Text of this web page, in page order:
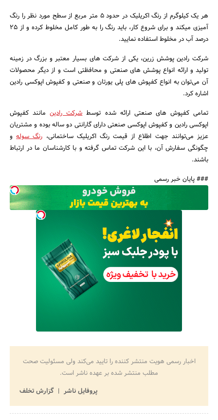
هر یک کیلوگرم از رنگ اکریلیک در حدود ۵ متر مربع از سطح مورد نظر را رنگ‌
آمیزی میکند و برای شروع کار، باید رنگ را به‌ طور کامل مخلوط کرده و از ۲۵
درصد آب در مخلوط استفاده نمایید.
شرکت رادین پوشش زرین، یکی از شرکت‌ های بسیار معتبر و بزرگ در زمینه
تولید و ارائه انواع پوشش های صنعتی و محافظتی است و از دیگر محصولات
آن می‌توان به انواع کفپوش‌ های پلی یورتان و صنعتی و کفپوش اپوکسی رادین
اشاره کرد.
تمامی کفپوش های صنعتی ارائه‌ شده توسطشرکت رادینمانند کفپوش
اپوکسی رادین و کفپوش اپوکسی صنعتی دارای گارانتی دو ساله بوده و مشتریان
عزیز می‌توانند جهت اطلاع از قیمت رنگ اکریلیک ساختمانی، رنگ سولهو
چگونگی سفارش آن، با این شرکت تماس گرفته و با کارشناسان ما در ارتباط
باشند.
### پایان خبر رسمی
اخبار رسمی هویت منتشر کننده را تایید می‌کند ولی مسئولیت صحت
مطلب منتشر شده بر عهده ناشر است.
پروفایل ناشر
گزارش تخلف